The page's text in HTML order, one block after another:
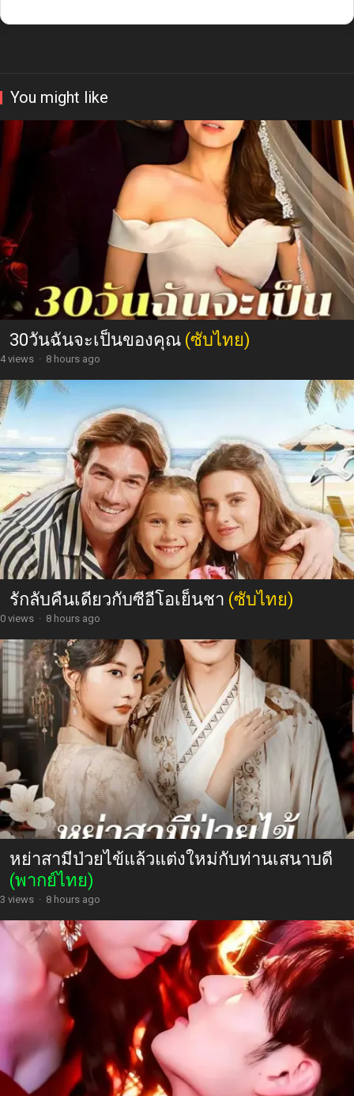
You might like
30วันฉันจะเป็นของคุณ (ซับไทย)
4 views · 8 hours ago
รักลับคืนเดียวกับซีอีโอเย็นชา (ซับไทย)
0 views · 8 hours ago
หย่าสามีป่วยไข้แล้วแต่งใหม่กับท่านเสนาบดี
(พากย์ไทย)
3 views · 8 hours ago